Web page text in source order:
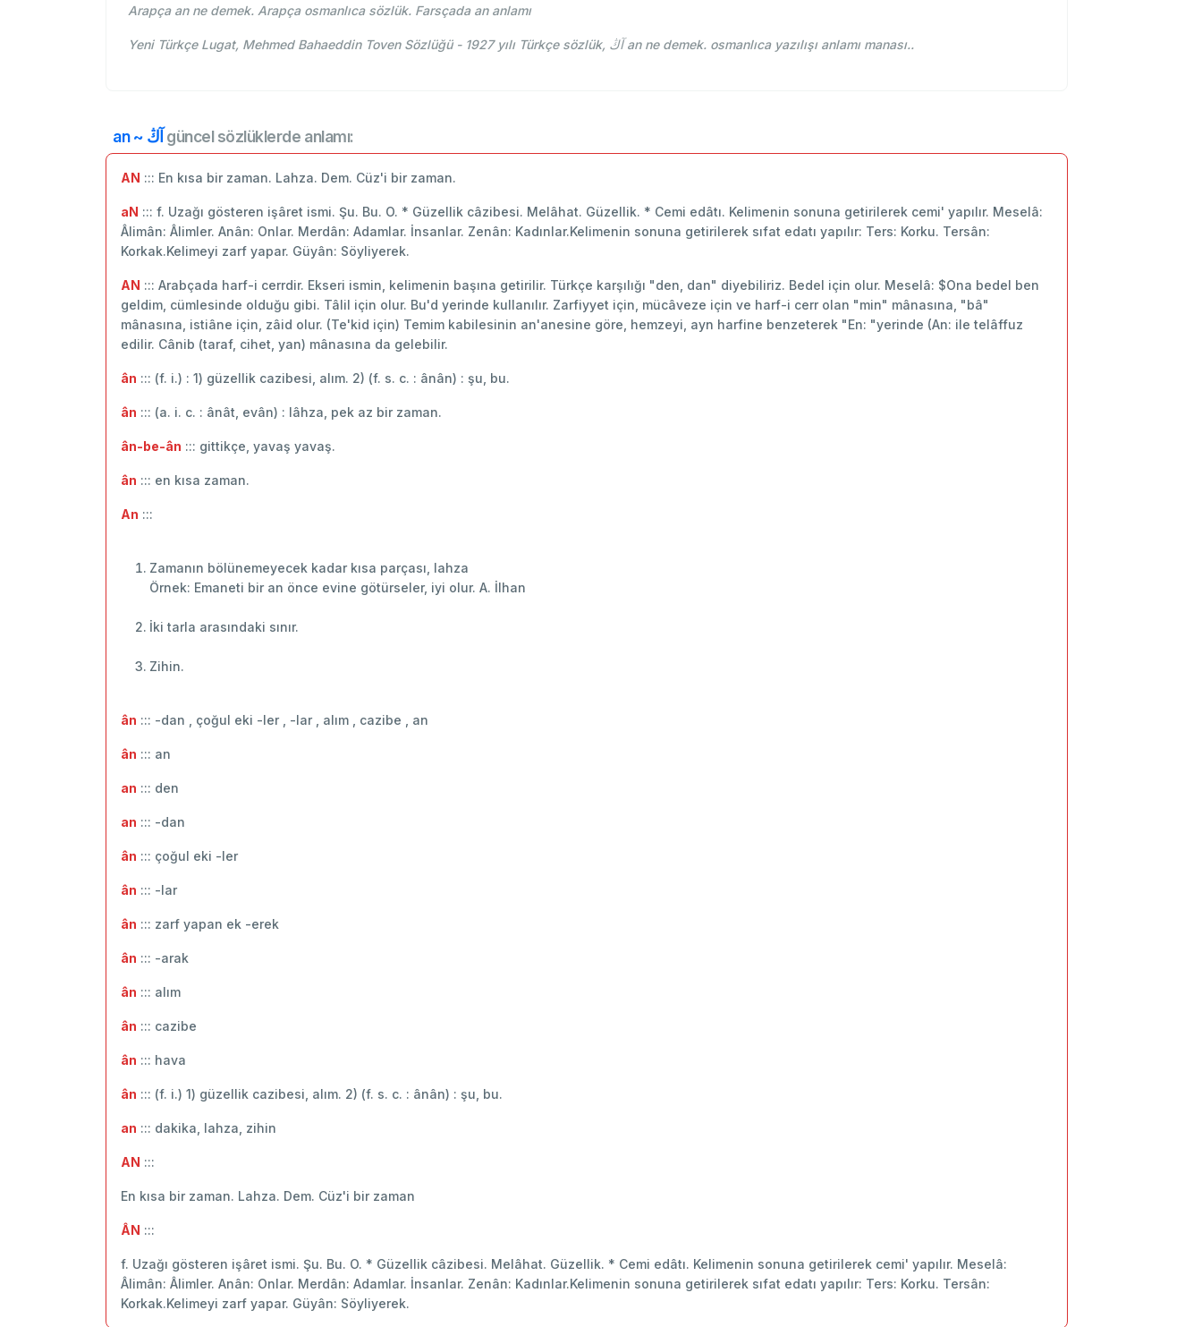
Arapça an ne demek. Arapça osmanlıca sözlük. Farsçada an anlamı
Yeni Türkçe Lugat, Mehmed Bahaeddin Toven Sözlüğü - 1927 yılı Türkçe sözlük, آڭ an ne demek. osmanlıca yazılışı anlamı manası..
an ~ آڭ güncel sözlüklerde anlamı:
AN ::: En kısa bir zaman. Lahza. Dem. Cüz'i bir zaman.
aN ::: f. Uzağı gösteren işâret ismi. Şu. Bu. O. * Güzellik câzibesi. Melâhat. Güzellik. * Cemi edâtı. Kelimenin sonuna getirilerek cemi' yapılır. Meselâ:
Âlimân: Âlimler. Anân: Onlar. Merdân: Adamlar. İnsanlar. Zenân: Kadınlar.Kelimenin sonuna getirilerek sıfat edatı yapılır: Ters: Korku. Tersân:
Korkak.Kelimeyi zarf yapar. Güyân: Söyliyerek.
AN ::: Arabçada harf-i cerrdir. Ekseri ismin, kelimenin başına getirilir. Türkçe karşılığı "den, dan" diyebiliriz. Bedel için olur. Meselâ: $Ona bedel ben
geldim, cümlesinde olduğu gibi. Tâlil için olur. Bu'd yerinde kullanılır. Zarfiyyet için, mücâveze için ve harf-i cerr olan "min" mânasına, "bâ"
mânasına, istiâne için, zâid olur. (Te'kid için) Temim kabilesinin an'anesine göre, hemzeyi, ayn harfine benzeterek "En: "yerinde (An: ile telâffuz
edilir. Cânib (taraf, cihet, yan) mânasına da gelebilir.
ân ::: (f. i.) : 1) güzellik cazibesi, alım. 2) (f. s. c. : ânân) : şu, bu.
ân ::: (a. i. c. : ânât, evân) : lâhza, pek az bir zaman.
ân-be-ân ::: gittikçe, yavaş yavaş.
ân ::: en kısa zaman.
An :::
Zamanın bölünemeyecek kadar kısa parçası, lahza
Örnek: Emaneti bir an önce evine götürseler, iyi olur. A. İlhan
İki tarla arasındaki sınır.
Zihin.
ân ::: -dan , çoğul eki -ler , -lar , alım , cazibe , an
ân ::: ‬an
an ::: ‬den
an ::: -dan
ân ::: ‬çoğul eki -ler
ân ::: -lar
ân ::: zarf yapan ek -erek
ân ::: -arak
ân ::: ‬alım
ân ::: cazibe
ân ::: hava
ân ::: (f. i.) 1) güzellik cazibesi, alım. 2) (f. s. c. : ânân) : şu, bu.
an ::: dakika, lahza, zihin
AN :::
En kısa bir zaman. Lahza. Dem. Cüz'i bir zaman
ÂN :::
f. Uzağı gösteren işâret ismi. Şu. Bu. O. * Güzellik câzibesi. Melâhat. Güzellik. * Cemi edâtı. Kelimenin sonuna getirilerek cemi' yapılır. Meselâ:
Âlimân: Âlimler. Anân: Onlar. Merdân: Adamlar. İnsanlar. Zenân: Kadınlar.Kelimenin sonuna getirilerek sıfat edatı yapılır: Ters: Korku. Tersân:
Korkak.Kelimeyi zarf yapar. Güyân: Söyliyerek.